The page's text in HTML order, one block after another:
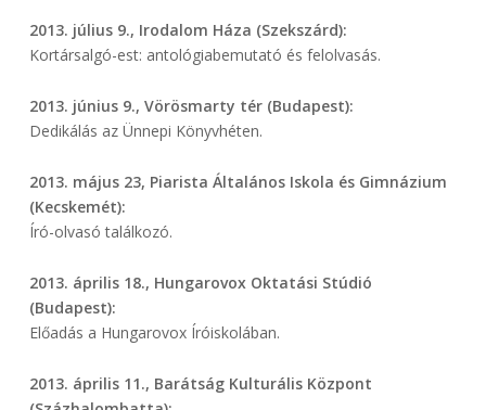
2013. július 9., Irodalom Háza (Szekszárd):
Kortársalgó-est: antológiabemutató és felolvasás.
2013. június 9., Vörösmarty tér (Budapest):
Dedikálás az Ünnepi Könyvhéten.
2013. május 23, Piarista Általános Iskola és Gimnázium
(Kecskemét):
Író-olvasó találkozó.
2013. április 18., Hungarovox Oktatási Stúdió
(Budapest):
Előadás a Hungarovox Íróiskolában.
2013. április 11., Barátság Kulturális Központ